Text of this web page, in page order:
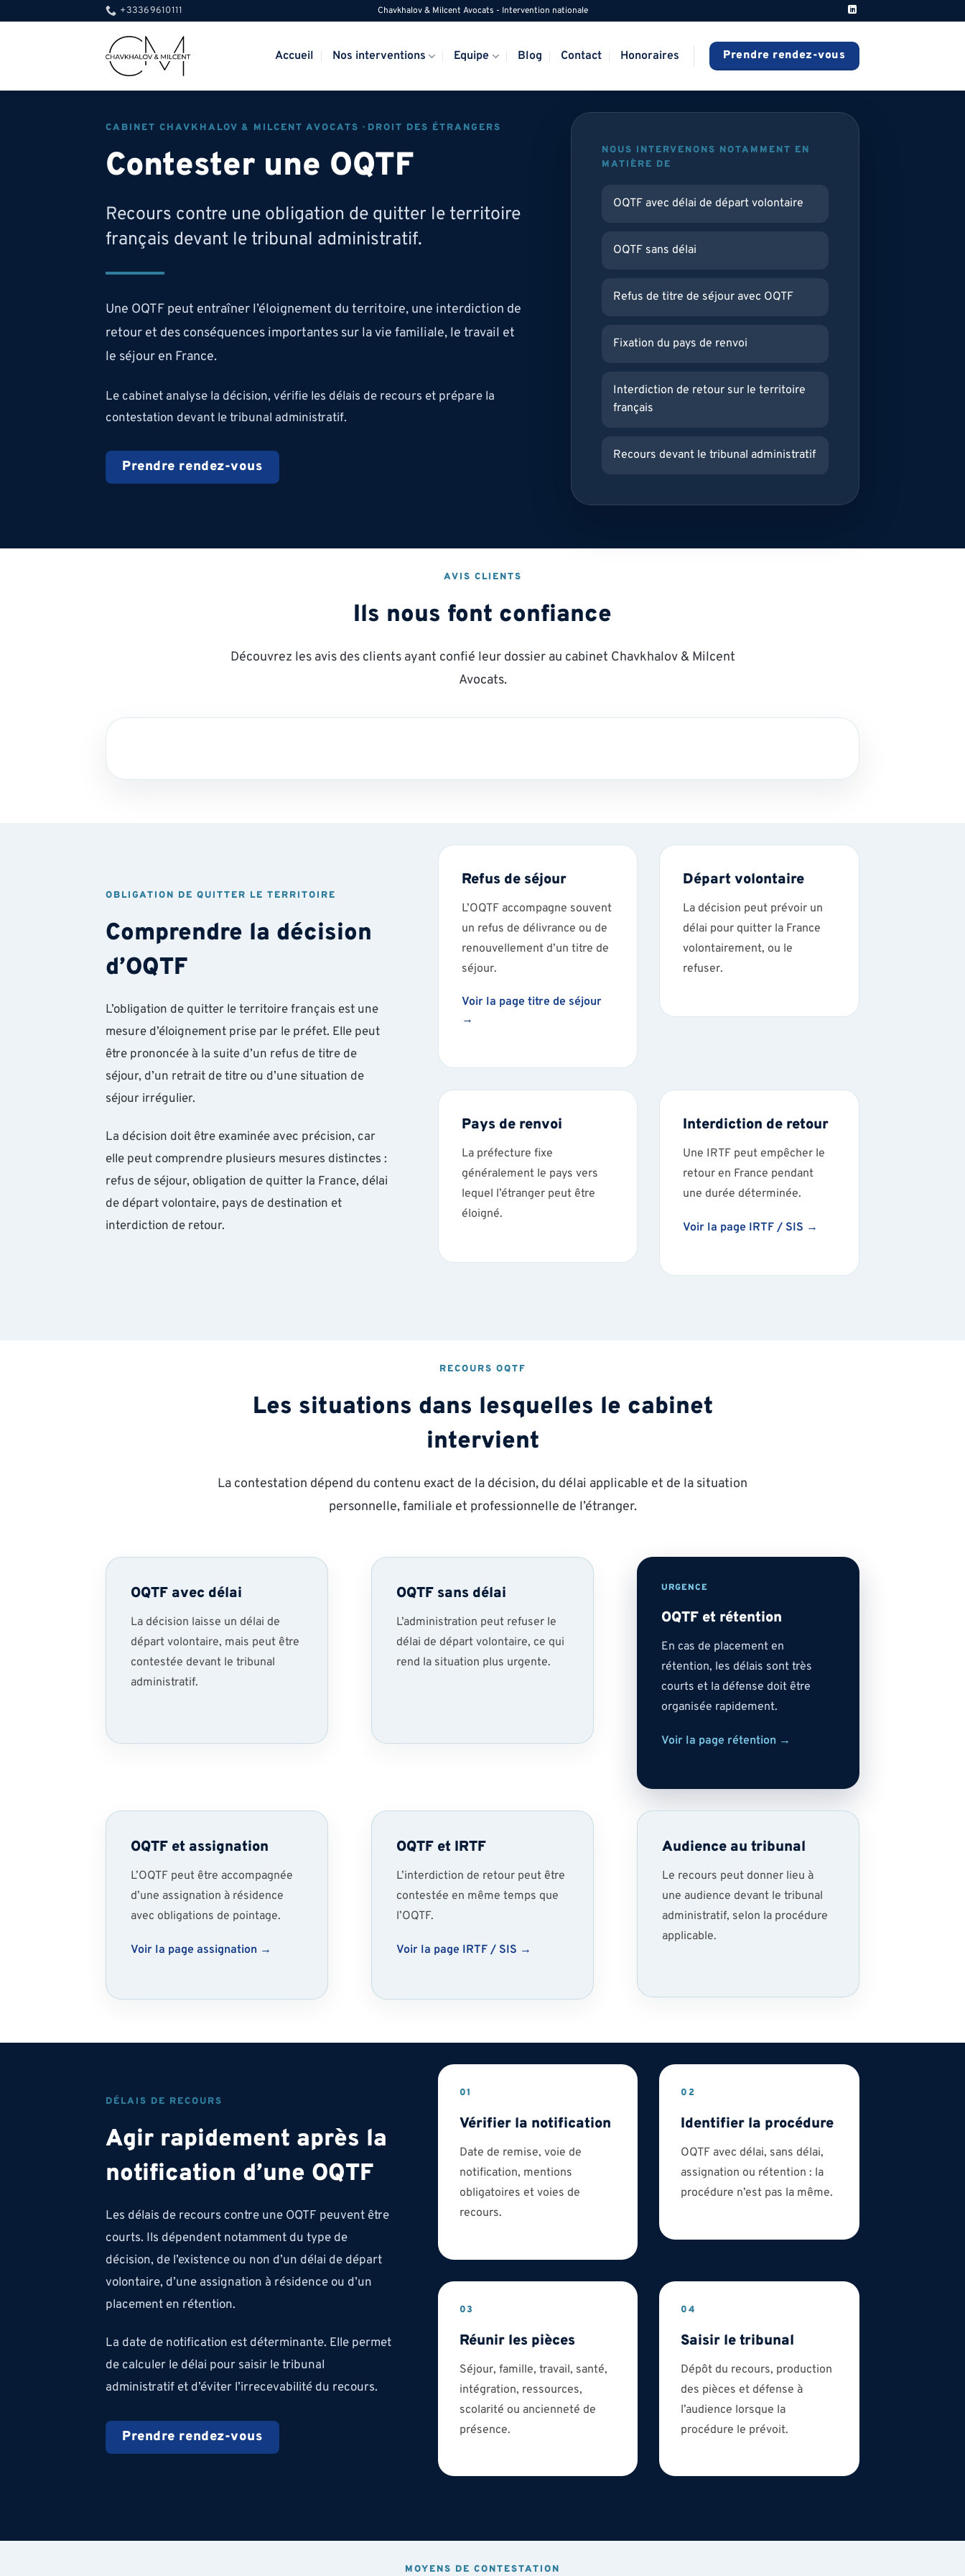
+33369610111 Chavkhalov & Milcent Avocats - Intervention nationale
Accueil Nos interventions Equipe Blog Contact Honoraires Prendre rendez-vous
CABINET CHAVKHALOV & MILCENT AVOCATS · DROIT DES ÉTRANGERS
Contester une OQTF
Recours contre une obligation de quitter le territoire
français devant le tribunal administratif.
Une OQTF peut entraîner l’éloignement du territoire, une interdiction de
retour et des conséquences importantes sur la vie familiale, le travail et
le séjour en France.
Le cabinet analyse la décision, vérifie les délais de recours et prépare la
contestation devant le tribunal administratif.
Prendre rendez-vous
NOUS INTERVENONS NOTAMMENT EN
MATIÈRE DE
OQTF avec délai de départ volontaire
OQTF sans délai
Refus de titre de séjour avec OQTF
Fixation du pays de renvoi
Interdiction de retour sur le territoire
français
Recours devant le tribunal administratif
AVIS CLIENTS
Ils nous font confiance
Découvrez les avis des clients ayant confié leur dossier au cabinet Chavkhalov & Milcent
Avocats.
OBLIGATION DE QUITTER LE TERRITOIRE
Comprendre la décision
d’OQTF
L’obligation de quitter le territoire français est une
mesure d’éloignement prise par le préfet. Elle peut
être prononcée à la suite d’un refus de titre de
séjour, d’un retrait de titre ou d’une situation de
séjour irrégulier.
La décision doit être examinée avec précision, car
elle peut comprendre plusieurs mesures distinctes :
refus de séjour, obligation de quitter la France, délai
de départ volontaire, pays de destination et
interdiction de retour.
Refus de séjour
L’OQTF accompagne souvent
un refus de délivrance ou de
renouvellement d’un titre de
séjour.
Voir la page titre de séjour
→
Départ volontaire
La décision peut prévoir un
délai pour quitter la France
volontairement, ou le
refuser.
Pays de renvoi
La préfecture fixe
généralement le pays vers
lequel l’étranger peut être
éloigné.
Interdiction de retour
Une IRTF peut empêcher le
retour en France pendant
une durée déterminée.
Voir la page IRTF / SIS →
RECOURS OQTF
Les situations dans lesquelles le cabinet
intervient
La contestation dépend du contenu exact de la décision, du délai applicable et de la situation
personnelle, familiale et professionnelle de l’étranger.
OQTF avec délai
La décision laisse un délai de
départ volontaire, mais peut être
contestée devant le tribunal
administratif.
OQTF sans délai
L’administration peut refuser le
délai de départ volontaire, ce qui
rend la situation plus urgente.
URGENCE
OQTF et rétention
En cas de placement en
rétention, les délais sont très
courts et la défense doit être
organisée rapidement.
Voir la page rétention →
OQTF et assignation
L’OQTF peut être accompagnée
d’une assignation à résidence
avec obligations de pointage.
Voir la page assignation →
OQTF et IRTF
L’interdiction de retour peut être
contestée en même temps que
l’OQTF.
Voir la page IRTF / SIS →
Audience au tribunal
Le recours peut donner lieu à
une audience devant le tribunal
administratif, selon la procédure
applicable.
DÉLAIS DE RECOURS
Agir rapidement après la
notification d’une OQTF
Les délais de recours contre une OQTF peuvent être
courts. Ils dépendent notamment du type de
décision, de l’existence ou non d’un délai de départ
volontaire, d’une assignation à résidence ou d’un
placement en rétention.
La date de notification est déterminante. Elle permet
de calculer le délai pour saisir le tribunal
administratif et d’éviter l’irrecevabilité du recours.
Prendre rendez-vous
01
Vérifier la notification
Date de remise, voie de
notification, mentions
obligatoires et voies de
recours.
02
Identifier la procédure
OQTF avec délai, sans délai,
assignation ou rétention : la
procédure n’est pas la même.
03
Réunir les pièces
Séjour, famille, travail, santé,
intégration, ressources,
scolarité ou ancienneté de
présence.
04
Saisir le tribunal
Dépôt du recours, production
des pièces et défense à
l’audience lorsque la
procédure le prévoit.
MOYENS DE CONTESTATION